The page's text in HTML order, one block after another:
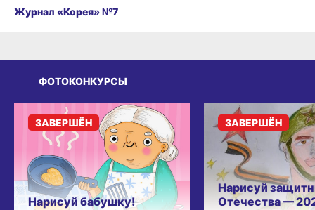
Журнал «Корея» №7
ФОТОКОНКУРСЫ
Нарисуй бабушку!
ЗАВЕРШЁН
Нарисуй
Отечества —
ЗАВЕРШЁН